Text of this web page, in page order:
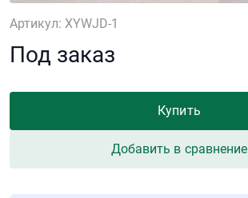
Артикул: XYWJD-1
Под заказ
Купить
Добавить в сравнение